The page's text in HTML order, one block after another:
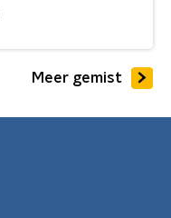
Meer gemist